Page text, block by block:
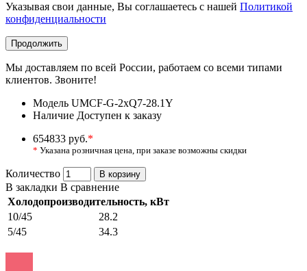
Указывая свои данные, Вы соглашаетесь с нашей Политикой
конфиденциальности
Продолжить
Мы доставляем по всей России, работаем со всеми типами
клиентов. Звоните!
Модель UMCF-G-2xQ7-28.1Y
Наличие Доступен к заказу
654833 руб.*
* Указана розничная цена, при заказе возможны скидки
Количество В корзину
В закладки В сравнение
Холодопроизводительность, кВт
10/45
28.2
5/45
34.3